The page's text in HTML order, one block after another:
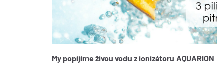
My popíjíme živou vodu z ionizátoru AQUARION